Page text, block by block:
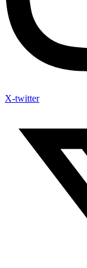
X-twitter